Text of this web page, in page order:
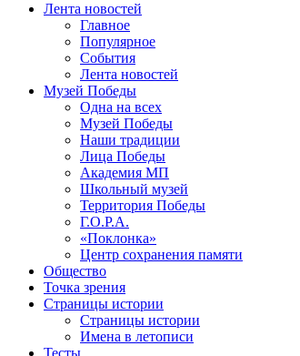
Лента новостей
Главное
Популярное
События
Лента новостей
Музей Победы
Одна на всех
Музей Победы
Наши традиции
Лица Победы
Академия МП
Школьный музей
Территория Победы
Г.О.Р.А.
«Поклонка»
Центр сохранения памяти
Общество
Точка зрения
Страницы истории
Страницы истории
Имена в летописи
Тесты